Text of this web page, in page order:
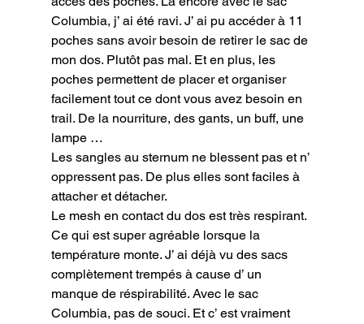
Columbia, j’ ai été ravi. J’ ai pu accéder à 11
poches sans avoir besoin de retirer le sac de
mon dos. Plutôt pas mal. Et en plus, les
poches permettent de placer et organiser
facilement tout ce dont vous avez besoin en
trail. De la nourriture, des gants, un buff, une
lampe …
Les sangles au sternum ne blessent pas et n’
oppressent pas. De plus elles sont faciles à
attacher et détacher.
Le mesh en contact du dos est très respirant.
Ce qui est super agréable lorsque la
température monte. J’ ai déjà vu des sacs
complètement trempés à cause d’ un
manque de réspirabilité. Avec le sac
Columbia, pas de souci. Et c’ est vraiment